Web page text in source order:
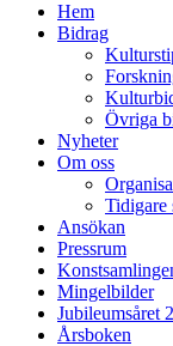
Hem
Bidrag
Övriga
Nyheter
Om oss
Tidigare
Ansökan
Pressrum
Mingelbilder
Jubileumsåret
Årsboken